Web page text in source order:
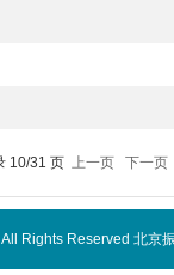
10/31 页 上一页 下一页
Rights Reserved 北